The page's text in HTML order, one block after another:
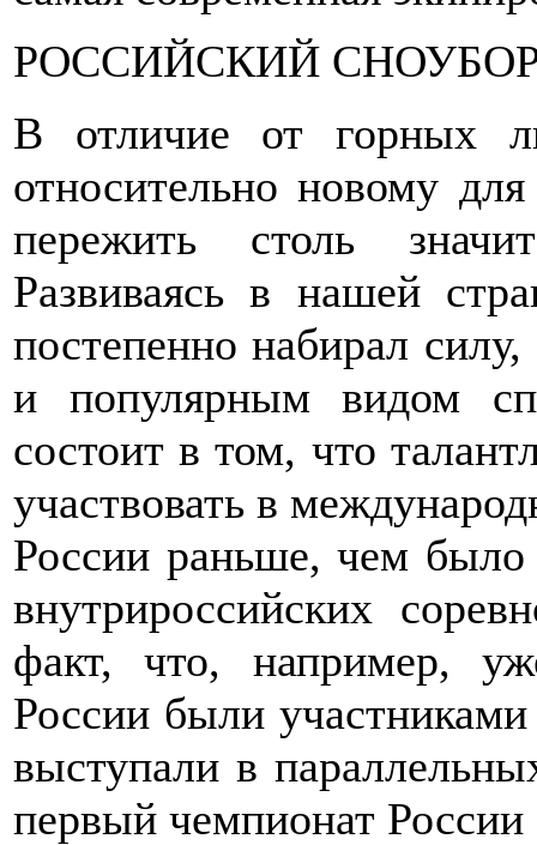
РОССИЙСКИЙ
В отличие от горных
относительно новому
пережить столь
Развиваясь в нашей
постепенно набирал
и популярным видом
состоит в том, что
участвовать в
России раньше, чем
внутрироссийских
факт, что, например,
России были
выступали в
первый чемпионат